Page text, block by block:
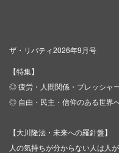
ザ・リバティ2026年9月号
【特集】
◎ 疲労・人間関係・プレッシャ
◎ 自由・民主・信仰のある世界
【大川隆法・未来への羅針盤】
人の気持ちが分からない人は人